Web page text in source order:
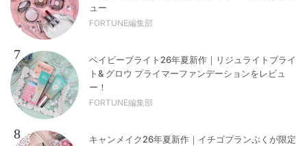
ュー
FORTUNE編集部
7
ベイビーブライト26年夏新作｜リジュライトブライ
ト& グロウ プライマーファンデーションをレビュ
ー！
FORTUNE編集部
8
キャンメイク26年夏新作｜イチゴプランぷくが限定